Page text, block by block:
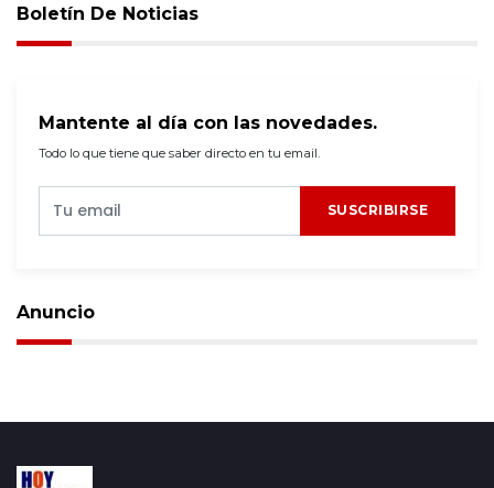
Boletín De Noticias
Mantente al día con las novedades.
Todo lo que tiene que saber directo en tu email.
SUSCRIBIRSE
Anuncio